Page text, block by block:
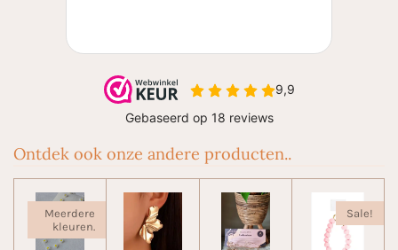
Ontdek ook onze andere producten..
Meerdere
kleuren.
Sale!